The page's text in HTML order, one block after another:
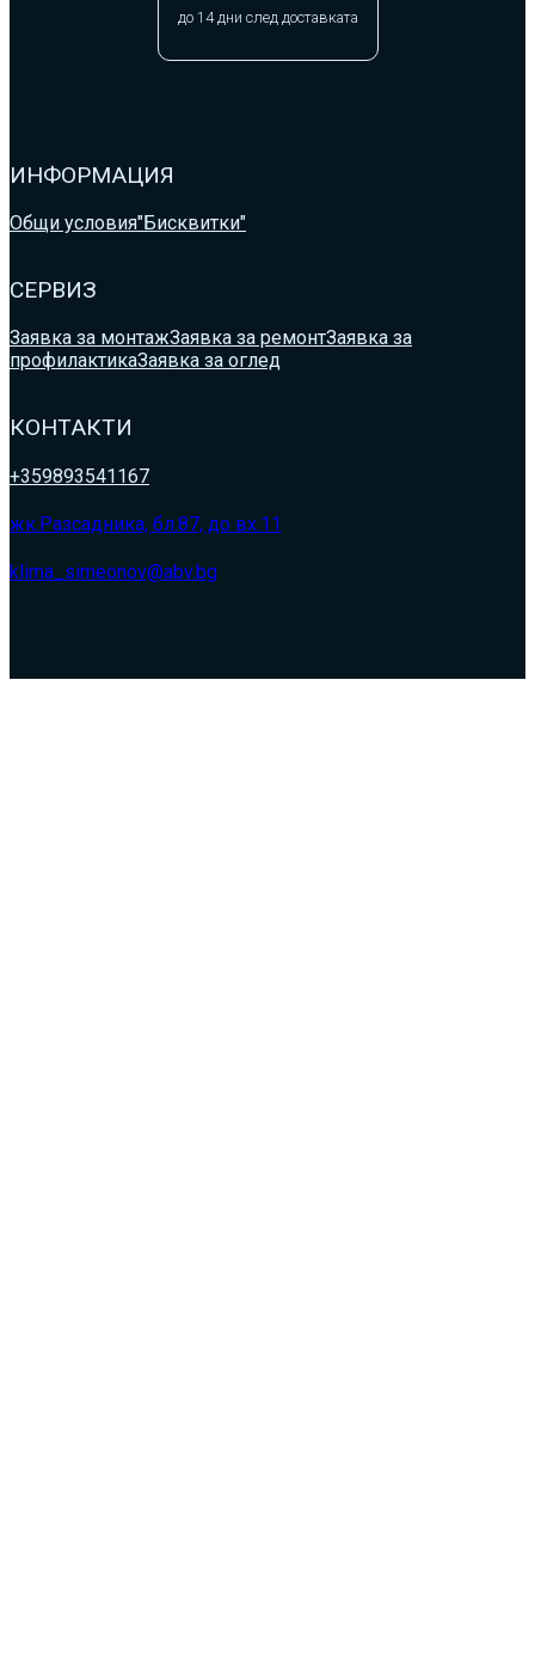
до 14 дни след доставката
ИНФОРМАЦИЯ
Общи условия"Бисквитки"
СЕРВИЗ
Заявка за монтажЗаявка за ремонтЗаявка за
профилактикаЗаявка за оглед
КОНТАКТИ
+359893541167
жк.Разсадника, бл.87, до вх.11
klima_simeonov@abv.bg